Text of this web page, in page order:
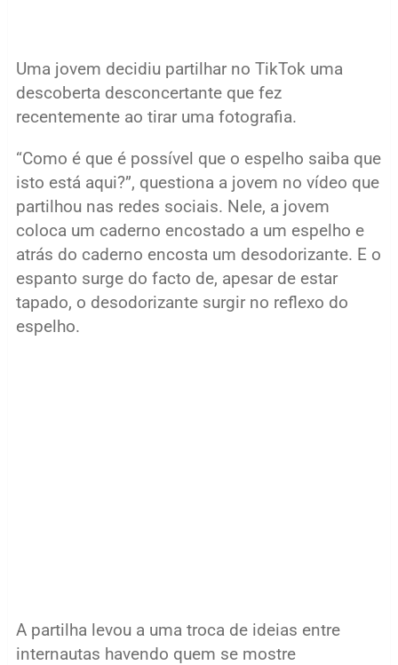
Uma jovem decidiu partilhar no TikTok uma
descoberta desconcertante que fez
recentemente ao tirar uma fotografia.
“Como é que é possível que o espelho saiba que
isto está aqui?”, questiona a jovem no vídeo que
partilhou nas redes sociais. Nele, a jovem
coloca um caderno encostado a um espelho e
atrás do caderno encosta um desodorizante. E o
espanto surge do facto de, apesar de estar
tapado, o desodorizante surgir no reflexo do
espelho.
A partilha levou a uma troca de ideias entre
internautas havendo quem se mostre